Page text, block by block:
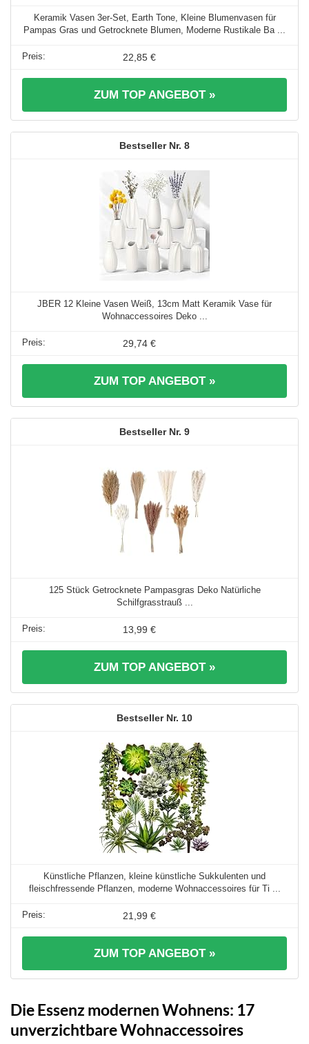
Keramik Vasen 3er-Set, Earth Tone, Kleine Blumenvasen für
Pampas Gras und Getrocknete Blumen, Moderne Rustikale Ba ...
22,85 €
ZUM TOP ANGEBOT »
8
JBER 12 Kleine Vasen Weiß, 13cm Matt Keramik Vase für
Wohnaccessoires Deko ...
29,74 €
ZUM TOP ANGEBOT »
9
125 Stück Getrocknete Pampasgras Deko Natürliche
Schilfgrasstrauß ...
13,99 €
ZUM TOP ANGEBOT »
10
Künstliche Pflanzen, kleine künstliche Sukkulenten und
fleischfressende Pflanzen, moderne Wohnaccessoires für Ti ...
21,99 €
ZUM TOP ANGEBOT »
Die Essenz modernen Wohnens: 17
unverzichtbare Wohnaccessoires